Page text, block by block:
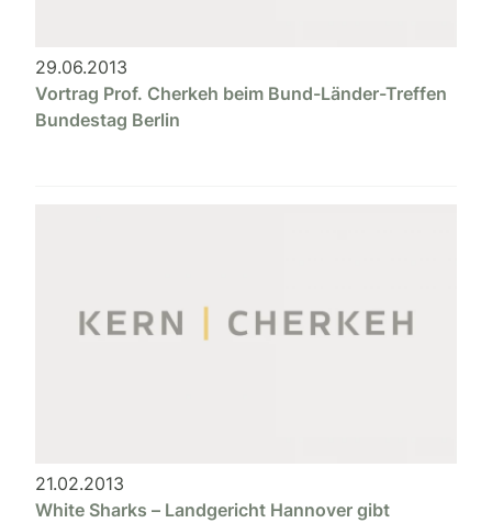
29.06.2013
Vortrag Prof. Cherkeh beim Bund-Länder-Treffen
Bundestag Berlin
21.02.2013
White Sharks – Landgericht Hannover gibt